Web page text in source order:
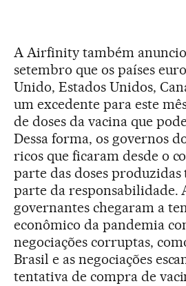
A Airfinity também
setembro que os países
Unido, Estados Unidos,
um excedente para este
de doses da vacina que
Dessa forma, os governos
ricos que ficaram desde o
parte das doses
parte da responsabilidade.
governantes chegaram a
econômico da pandemia
negociações corruptas,
Brasil e as negociações
tentativa de compra de